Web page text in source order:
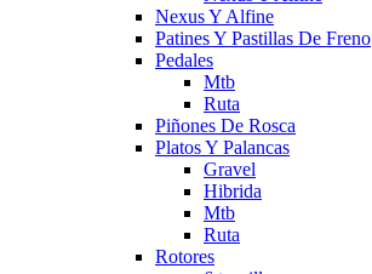
Nexus Y Alfine
Patines Y Pastillas De Freno
Pedales
Mtb
Ruta
Piñones De Rosca
Platos Y Palancas
Gravel
Hibrida
Mtb
Ruta
Rotores